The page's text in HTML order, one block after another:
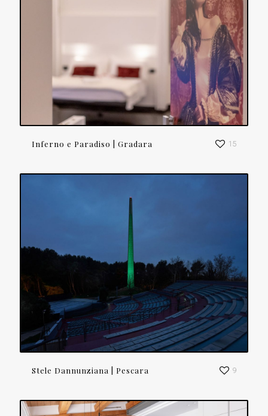
Inferno e Paradiso | Gradara 15
Stele Dannunziana | Pescara 9